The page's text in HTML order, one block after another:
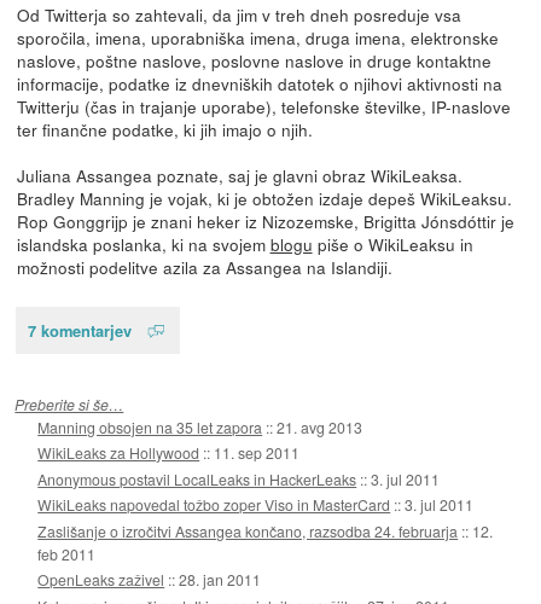
Od Twitterja so zahtevali, da jim v treh dneh posreduje vsa
sporočila, imena, uporabniška imena, druga imena, elektronske
naslove, poštne naslove, poslovne naslove in druge kontaktne
informacije, podatke iz dnevniških datotek o njihovi aktivnosti na
Twitterju (čas in trajanje uporabe), telefonske številke, IP-naslove
ter finančne podatke, ki jih imajo o njih.
Juliana Assangea poznate, saj je glavni obraz WikiLeaksa.
Bradley Manning je vojak, ki je obtožen izdaje depeš WikiLeaksu.
Rop Gonggrijp je znani heker iz Nizozemske, Brigitta Jónsdóttir je
islandska poslanka, ki na svojem blogu piše o WikiLeaksu in
možnosti podelitve azila za Assangea na Islandiji.
7 komentarjev
Preberite si še…
Manning obsojen na 35 let zapora ::21. avg 2013
WikiLeaks za Hollywood :: 11. sep 2011
Anonymous postavil LocalLeaks in HackerLeaks ::3. jul 2011
WikiLeaks napovedal tožbo zoper Viso in MasterCard ::3. jul 2011
Zaslišanje o izročitvi Assangea končano, razsodba 24. februarja :: 12.
feb 2011
OpenLeaks zaživel ::28. jan 2011